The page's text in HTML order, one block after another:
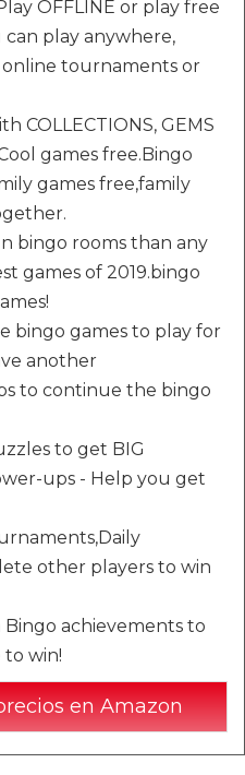
OFFLINE or play free
play anywhere,
tournaments or
COLLECTIONS, GEMS
games free.Bingo
games free,family
bingo rooms than any
games of 2019.bingo
bingo games to play for
another
to continue the bingo
to get BIG
ups - Help you get
other players to win
achievements to
win!
en Amazon